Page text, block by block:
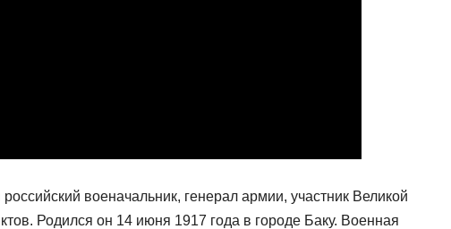
военачальник, генерал армии, участник Великой
Родился он 14 июня 1917 года в городе Баку. Военная